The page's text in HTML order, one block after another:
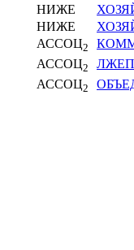
НИЖЕ
НИЖЕ
АССОЦ2
АССОЦ2
АССОЦ2